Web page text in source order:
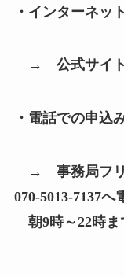
・インターネッ
→ 公式サイト
・電話での申込
→ 事務局フリ
070-5013-7137へ
朝9時～22時ま